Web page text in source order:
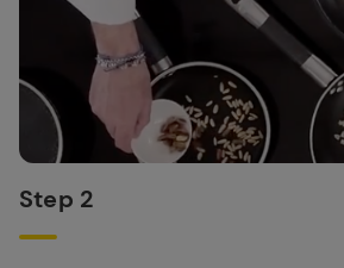
Step 2